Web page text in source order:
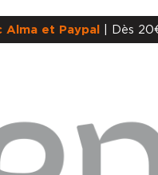
Alma et Paypal| Dès